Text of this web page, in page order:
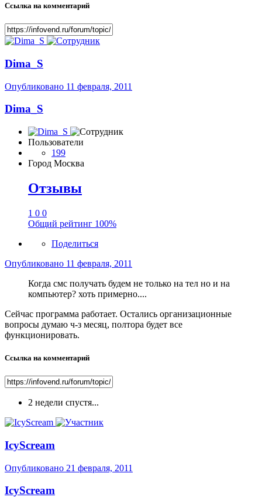
Ссылка на комментарий
Dima_S
Опубликовано 11 февраля, 2011
Dima_S
Пользователи
199
Город Москва
Отзывы
1 0 0
Общий рейтинг 100%
Поделиться
Опубликовано 11 февраля, 2011
Когда смс получать будем не только на тел но и на
компьютер? хоть примерно....
Сейчас программа работает. Остались организационные
вопросы думаю ч-з месяц, полтора будет все
функционировать.
Ссылка на комментарий
2 недели спустя...
IcyScream
Опубликовано 21 февраля, 2011
IcyScream